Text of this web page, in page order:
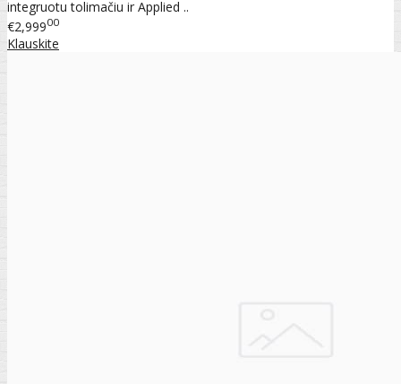
integruotu tolimačiu ir Applied ..
€2,99900
Klauskite